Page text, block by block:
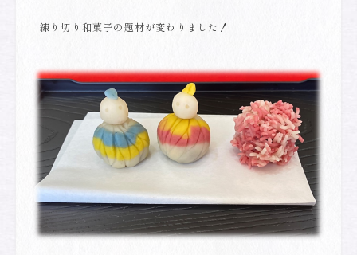
練り切り和菓子の題材が変わりました！